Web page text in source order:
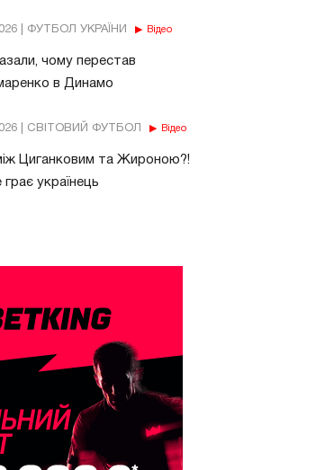
| ФУТБОЛ УКРАЇНИ Відео
чому перестав
в Динамо
| СВІТОВИЙ ФУТБОЛ Відео
Циганковим та Жироною?!
українець